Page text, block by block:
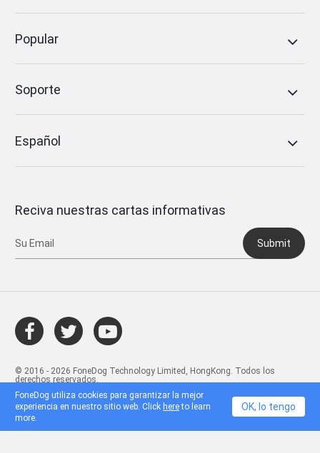
Popular
Soporte
Español
Reciva nuestras cartas informativas
Submit
© 2016 - 2026 FoneDog Technology Limited, HongKong. Todos los
derechos reservados.
FoneDog utiliza cookies para garantizar la mejor
experiencia en nuestro sitio web. Click hereto learn
more.
OK, lo tengo